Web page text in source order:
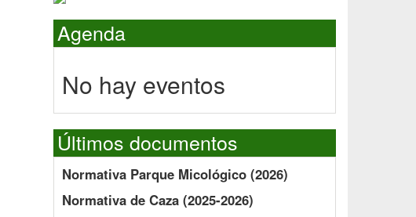
Agenda
No hay eventos
Últimos documentos
Normativa Parque Micológico (2026)
Normativa de Caza (2025-2026)